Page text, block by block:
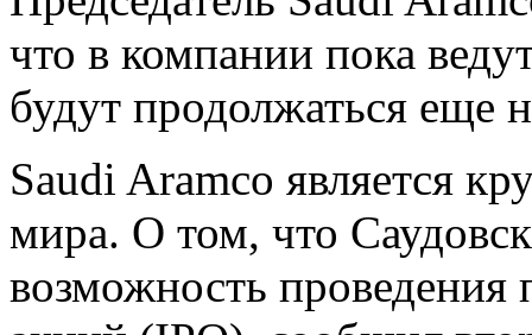
что в компании пока
будут продолжаться еще
Saudi Aramco является
мира. О том, что
возможность проведения